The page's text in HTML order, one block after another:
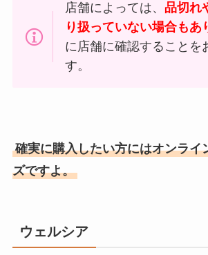
店舗によっては、 品切れ
り扱っていない場合もあ
に店舗に確認することを
す。
確実に購入したい方にはオンライ
ズですよ。
ウェルシア